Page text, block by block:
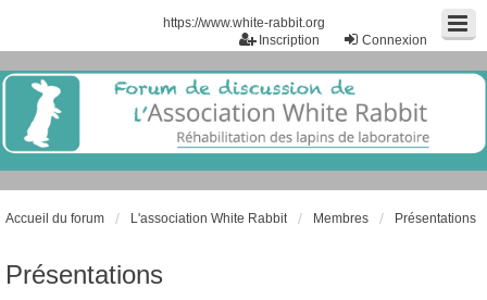
https://www.white-rabbit.org
Connexion
Inscription
Accueil du forum L'association White Rabbit Membres Présentations
Présentations